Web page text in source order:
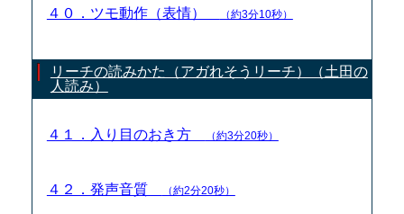
４０．ツモ動作（表情） （約3分10秒）
リーチの読みかた（アガれそうリーチ）（土田の
人読み）
４１．入り目のおき方 （約3分20秒）
４２．発声音質 （約2分20秒）